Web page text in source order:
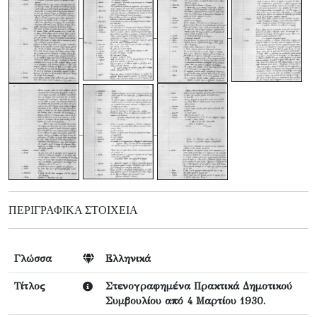
ΠΕΡΙΓΡΑΦΙΚΆ ΣΤΟΙΧΕΊΑ
Γλώσσα Ελληνικά
Τίτλος
Στενογραφημένα Πρακτικά Δημοτικού
Συμβουλίου από 4 Μαρτίου 1930.